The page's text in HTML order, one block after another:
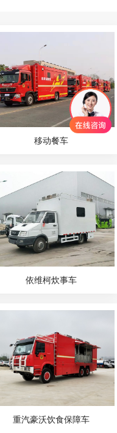
移动餐车
依维柯炊事车
重汽豪沃饮食保障车